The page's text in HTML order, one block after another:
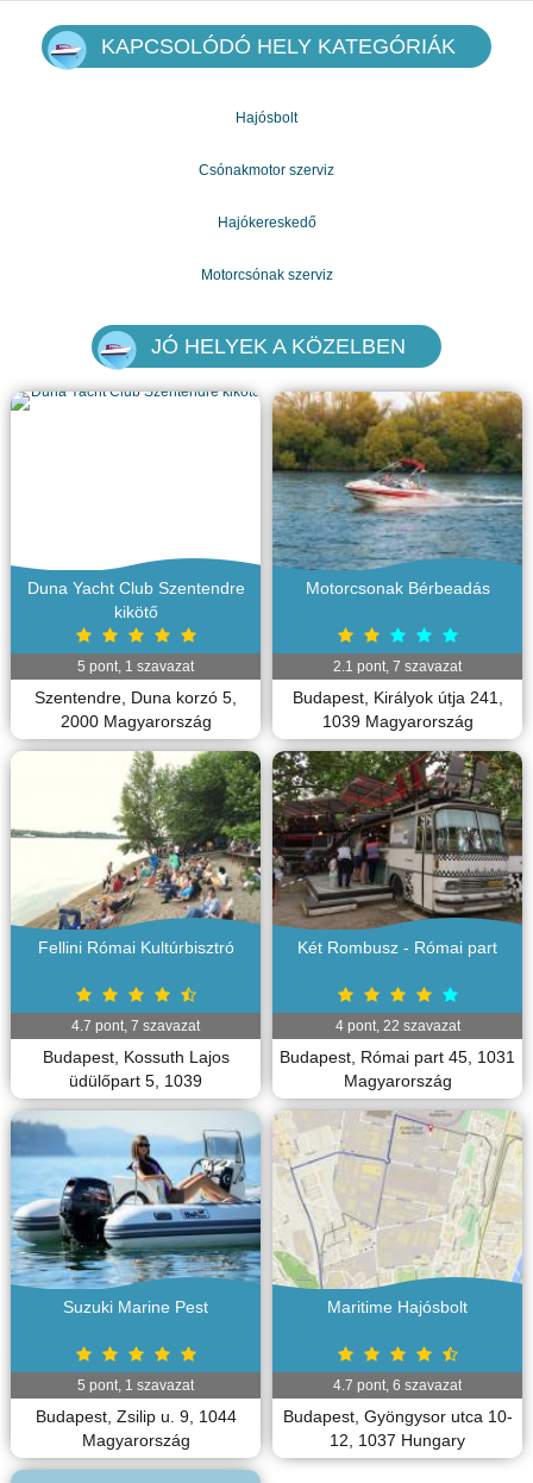
KAPCSOLÓDÓ HELY KATEGÓRIÁK
Hajósbolt
Csónakmotor szerviz
Hajókereskedő
Motorcsónak szerviz
JÓ HELYEK A KÖZELBEN
Duna Yacht Club Szentendre
kikötő
5 pont, 1 szavazat
Szentendre, Duna korzó 5,
2000 Magyarország
Motorcsonak Bérbeadás
2.1 pont, 7 szavazat
Budapest, Királyok útja 241,
1039 Magyarország
Fellini Római Kultúrbisztró
4.7 pont, 7 szavazat
Budapest, Kossuth Lajos
üdülőpart 5, 1039
Magyarország
Két Rombusz - Római part
4pont, 22 szavazat
Budapest, Római part 45, 1031
Magyarország
Suzuki Marine Pest
5 pont, 1 szavazat
Budapest, Zsilip u. 9, 1044
Magyarország
Maritime Hajósbolt
4.7 pont, 6 szavazat
Budapest, Gyöngysor utca 10-
12, 1037 Hungary